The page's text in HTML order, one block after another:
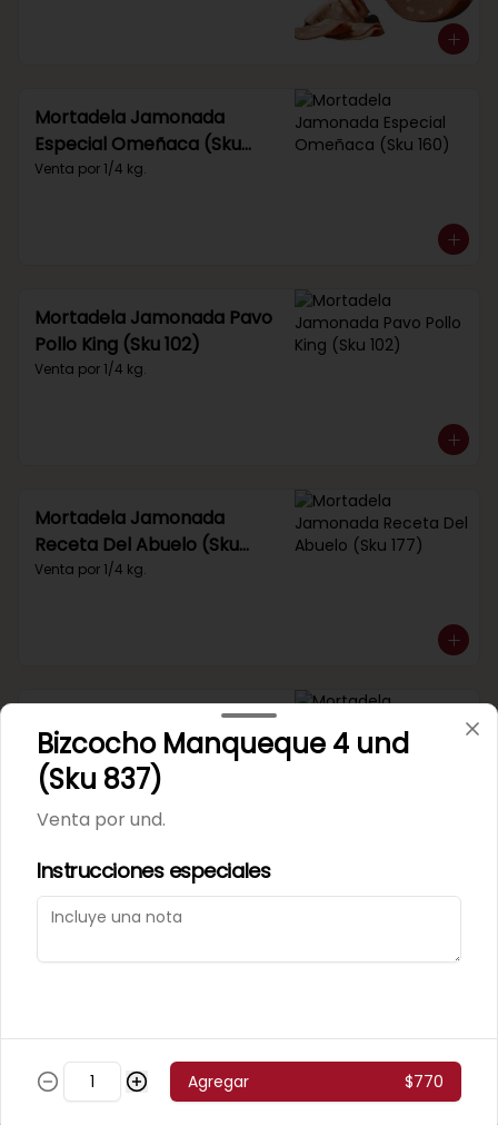
Mortadela Jamonada
Especial Omeñaca (Sku
160)
Venta por 1/4 kg.
Mortadela Jamonada Pavo
Pollo King (Sku 102)
Venta por 1/4 kg.
Mortadela Jamonada
Receta Del Abuelo (Sku
177)
Venta por 1/4 kg.
Mortadela Jamonada
Supercerdo (Sku 101)
Venta por 1/4 kg.
Mortadela Jamonada
Bizcocho Manqueque 4 und
(Sku 837)
Venta por und.
Instrucciones especiales
Agregar $770